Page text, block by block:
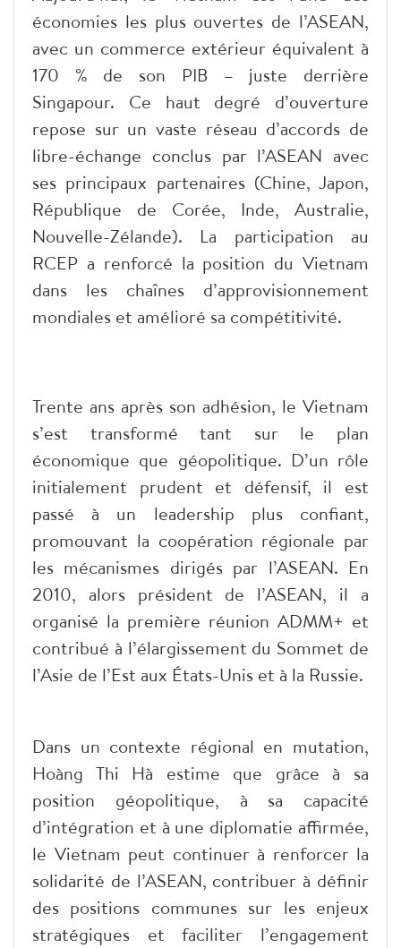
économies les plus ouvertes de l’ASEAN,
avec un commerce extérieur équivalent à
170 % de son PIB – juste derrière
Singapour. Ce haut degré d’ouverture
repose sur un vaste réseau d’accords de
libre-échange conclus par l’ASEAN avec
ses principaux partenaires (Chine, Japon,
République de Corée, Inde, Australie,
Nouvelle-Zélande). La participation au
RCEP a renforcé la position du Vietnam
dans les chaînes d’approvisionnement
mondiales et amélioré sa compétitivité.
Trente ans après son adhésion, le Vietnam
s’est transformé tant sur le plan
économique que géopolitique. D’un rôle
initialement prudent et défensif, il est
passé à un leadership plus confiant,
promouvant la coopération régionale par
les mécanismes dirigés par l’ASEAN. En
2010, alors président de l’ASEAN, il a
organisé la première réunion ADMM+ et
contribué à l’élargissement du Sommet de
l’Asie de l’Est aux États-Unis et à la Russie.
Dans un contexte régional en mutation,
Hoàng Thi Hà estime que grâce à sa
position géopolitique, à sa capacité
d’intégration et à une diplomatie affirmée,
le Vietnam peut continuer à renforcer la
solidarité de l’ASEAN, contribuer à définir
des positions communes sur les enjeux
stratégiques et faciliter l’engagement